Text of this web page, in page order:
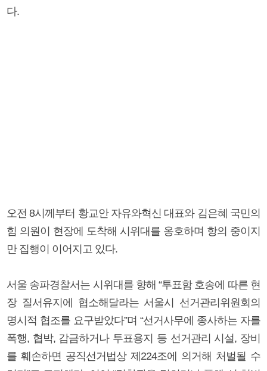
다.
오전 8시께부터 황교안 자유와혁신 대표와 김은혜 국민의
힘 의원이 현장에 도착해 시위대를 옹호하며 항의 중이지
만 집행이 이어지고 있다.
서울 송파경찰서는 시위대를 향해 “투표함 호송에 따른 현
장 질서유지에 협소해달라는 서울시 선거관리위원회의
명시적 협조를 요구받았다”며 “선거사무에 종사하는 자를
폭행, 협박, 감금하거나 투표용지 등 선거관리 시설, 장비
를 훼손하면 공직선거법상 제224조에 의거해 처벌될 수